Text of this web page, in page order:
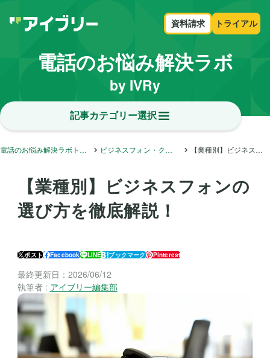
資料請求 トライアル
電話のお悩み解決ラボ
by IVRy
記事カテゴリー選択
電話のお悩み解決ラボトップ ビジネスフォン・クラウドフォン・内線電話 【業種別】ビジネスフォンの選び方を徹底解説！
【業種別】ビジネスフォンの
選び方を徹底解説！
ポスト Facebook LINE ブックマーク Pinterest
最終更新日： 2026/06/12
執筆者 : アイブリー編集部